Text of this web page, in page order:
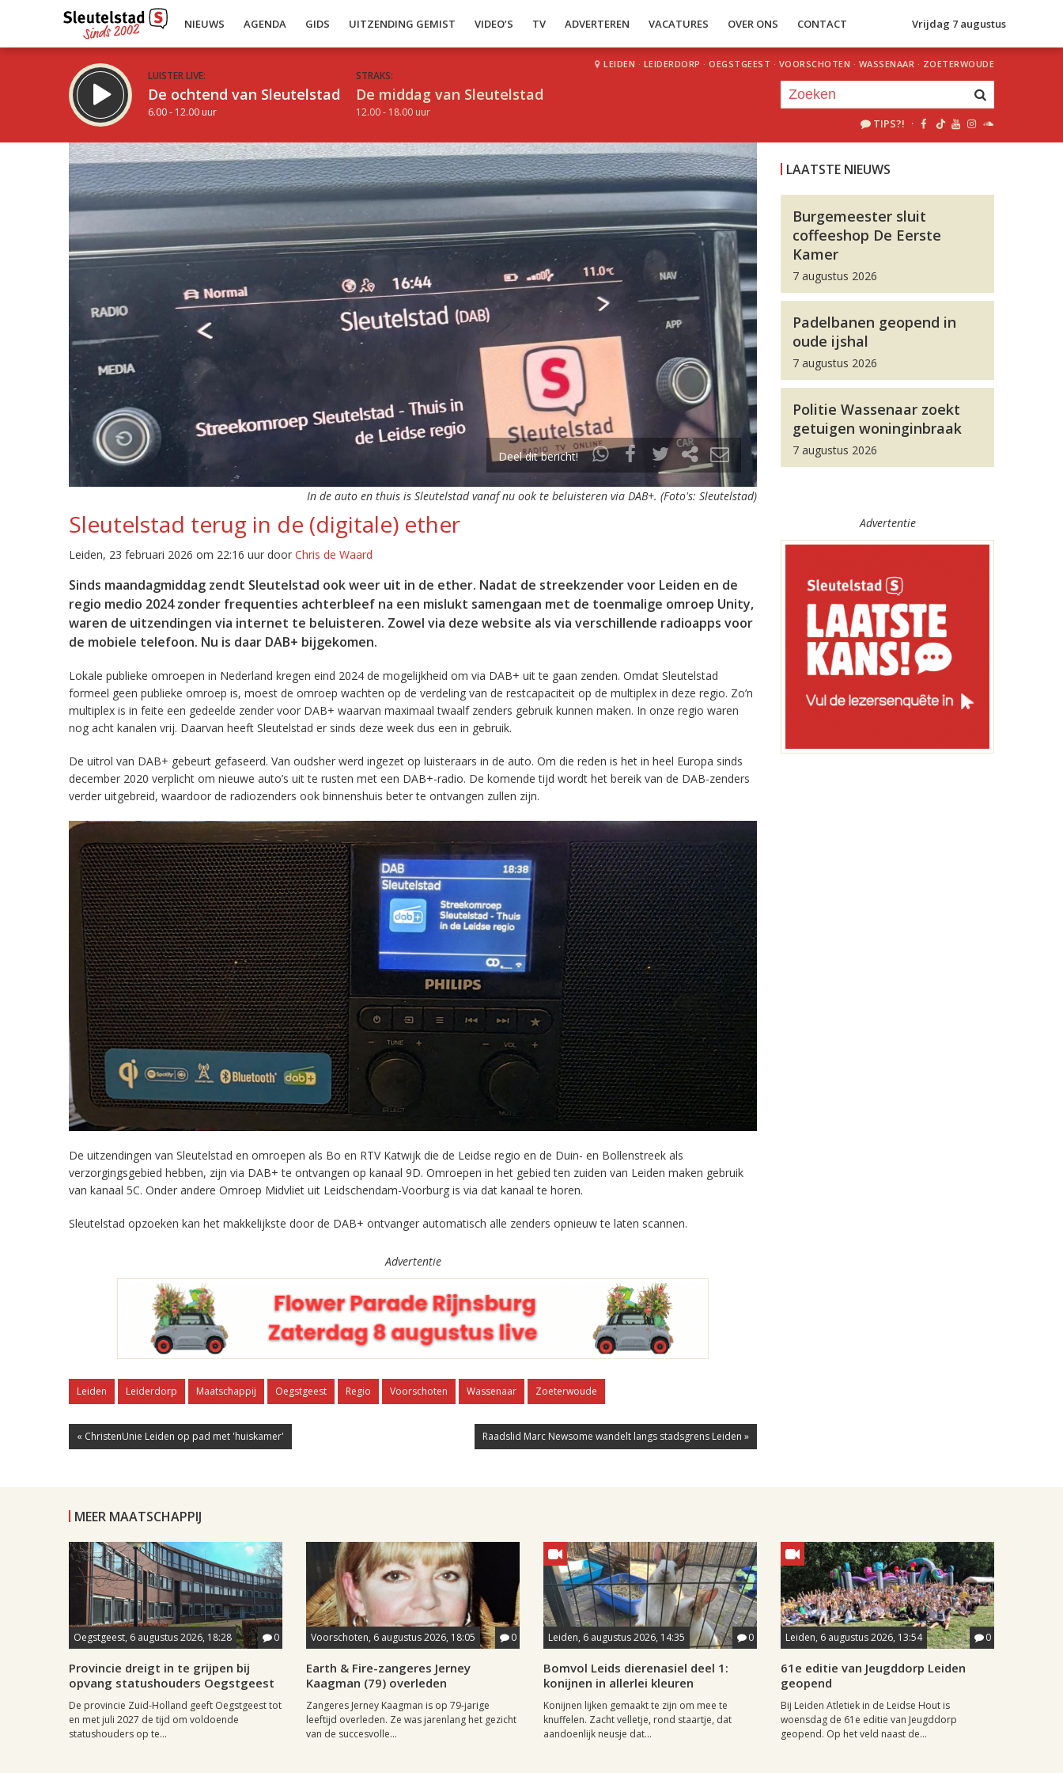
NIEUWS AGENDA GIDS UITZENDING GEMIST VIDEO’S TV ADVERTEREN VACATURES OVER ONS CONTACT Vrijdag 7 augustus
LUISTER LIVE:
De ochtend van Sleutelstad
6.00 - 12.00 uur
STRAKS:
De middag van Sleutelstad
12.00 - 18.00 uur
LEIDEN · LEIDERDORP · OEGSTGEEST · VOORSCHOTEN · WASSENAAR · ZOETERWOUDE
TIPS?! ·
Deel dit bericht!
In de auto en thuis is Sleutelstad vanaf nu ook te beluisteren via DAB+. (Foto's: Sleutelstad)
Sleutelstad terug in de (digitale) ether
Leiden, 23 februari 2026 om 22:16 uur door Chris de Waard
Sinds maandagmiddag zendt Sleutelstad ook weer uit in de ether. Nadat de streekzender voor Leiden en de
regio medio 2024 zonder frequenties achterbleef na een mislukt samengaan met de toenmalige omroep Unity,
waren de uitzendingen via internet te beluisteren. Zowel via deze website als via verschillende radioapps voor
de mobiele telefoon. Nu is daar DAB+ bijgekomen.
Lokale publieke omroepen in Nederland kregen eind 2024 de mogelijkheid om via DAB+ uit te gaan zenden. Omdat Sleutelstad
formeel geen publieke omroep is, moest de omroep wachten op de verdeling van de restcapaciteit op de multiplex in deze regio. Zo’n
multiplex is in feite een gedeelde zender voor DAB+ waarvan maximaal twaalf zenders gebruik kunnen maken. In onze regio waren
nog acht kanalen vrij. Daarvan heeft Sleutelstad er sinds deze week dus een in gebruik.
De uitrol van DAB+ gebeurt gefaseerd. Van oudsher werd ingezet op luisteraars in de auto. Om die reden is het in heel Europa sinds
december 2020 verplicht om nieuwe auto’s uit te rusten met een DAB+-radio. De komende tijd wordt het bereik van de DAB-zenders
verder uitgebreid, waardoor de radiozenders ook binnenshuis beter te ontvangen zullen zijn.
De uitzendingen van Sleutelstad en omroepen als Bo en RTV Katwijk die de Leidse regio en de Duin- en Bollenstreek als
verzorgingsgebied hebben, zijn via DAB+ te ontvangen op kanaal 9D. Omroepen in het gebied ten zuiden van Leiden maken gebruik
van kanaal 5C. Onder andere Omroep Midvliet uit Leidschendam-Voorburg is via dat kanaal te horen.
Sleutelstad opzoeken kan het makkelijkste door de DAB+ ontvanger automatisch alle zenders opnieuw te laten scannen.
Advertentie
Leiden Leiderdorp Maatschappij Oegstgeest Regio Voorschoten Wassenaar Zoeterwoude
« ChristenUnie Leiden op pad met 'huiskamer' Raadslid Marc Newsome wandelt langs stadsgrens Leiden »
LAATSTE NIEUWS
Burgemeester sluit
coffeeshop De Eerste
Kamer
7 augustus 2026
Padelbanen geopend in
oude ijshal
7 augustus 2026
Politie Wassenaar zoekt
getuigen woninginbraak
7 augustus 2026
Advertentie
MEER MAATSCHAPPIJ
Oegstgeest, 6 augustus 2026, 18:28 0
Provincie dreigt in te grijpen bij
opvang statushouders Oegstgeest
De provincie Zuid-Holland geeft Oegstgeest tot
en met juli 2027 de tijd om voldoende
statushouders op te...
Voorschoten, 6 augustus 2026, 18:05 0
Earth & Fire-zangeres Jerney
Kaagman (79) overleden
Zangeres Jerney Kaagman is op 79-jarige
leeftijd overleden. Ze was jarenlang het gezicht
van de succesvolle...
Leiden, 6 augustus 2026, 14:35 0
Bomvol Leids dierenasiel deel 1:
konijnen in allerlei kleuren
Konijnen lijken gemaakt te zijn om mee te
knuffelen. Zacht velletje, rond staartje, dat
aandoenlijk neusje dat...
Leiden, 6 augustus 2026, 13:54 0
61e editie van Jeugddorp Leiden
geopend
Bij Leiden Atletiek in de Leidse Hout is
woensdag de 61e editie van Jeugddorp
geopend. Op het veld naast de...